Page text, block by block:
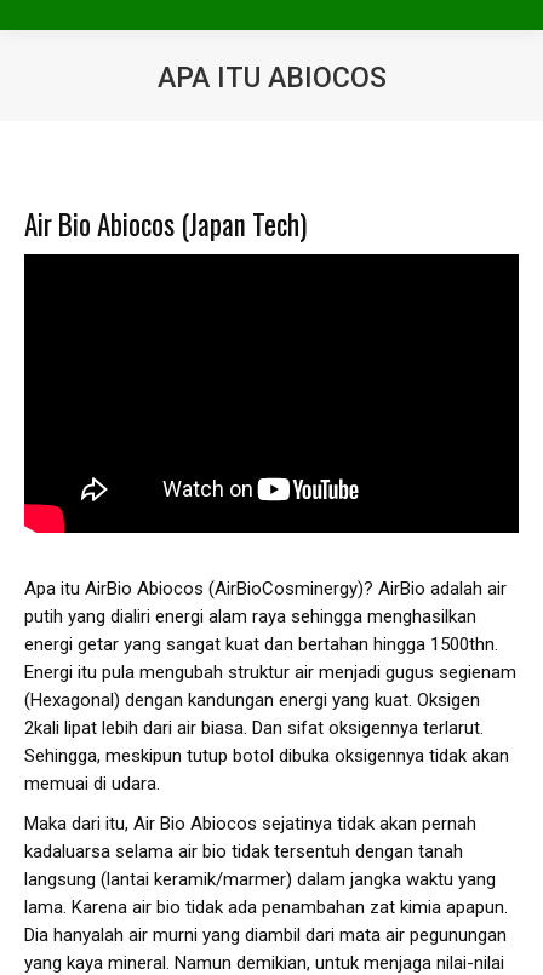
APA ITU ABIOCOS
Air Bio Abiocos (Japan Tech)
Apa itu AirBio Abiocos (AirBioCosminergy)? AirBio adalah air
putih yang dialiri energi alam raya sehingga menghasilkan
energi getar yang sangat kuat dan bertahan hingga 1500thn.
Energi itu pula mengubah struktur air menjadi gugus segienam
(Hexagonal) dengan kandungan energi yang kuat. Oksigen
2kali lipat lebih dari air biasa. Dan sifat oksigennya terlarut.
Sehingga, meskipun tutup botol dibuka oksigennya tidak akan
memuai di udara.
Maka dari itu, Air Bio Abiocos sejatinya tidak akan pernah
kadaluarsa selama air bio tidak tersentuh dengan tanah
langsung (lantai keramik/marmer) dalam jangka waktu yang
lama. Karena air bio tidak ada penambahan zat kimia apapun.
Dia hanyalah air murni yang diambil dari mata air pegunungan
yang kaya mineral. Namun demikian, untuk menjaga nilai-nilai